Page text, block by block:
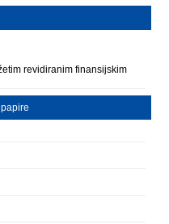
revidiranim finansijskim